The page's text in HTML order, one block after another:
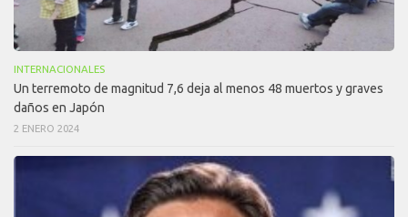
INTERNACIONALES
Un terremoto de magnitud 7,6 deja al menos 48 muertos y graves
daños en Japón
2 ENERO 2024